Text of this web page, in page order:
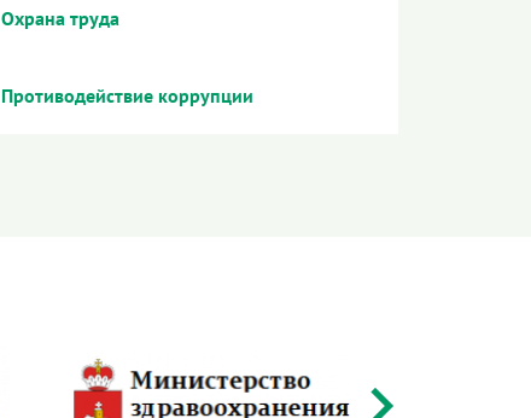
Охрана труда
Противодействие коррупции